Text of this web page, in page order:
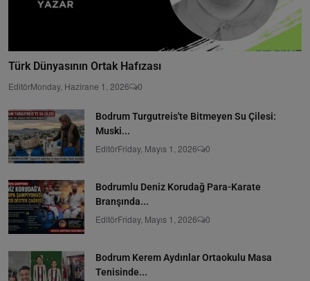
Türk Dünyasının Ortak Hafızası
EditörMonday, Hazirane 1, 2026 0
Bodrum Turgutreis'te Bitmeyen Su Çilesi:
Muski...
EditörFriday, Mayıs 1, 2026 0
Bodrumlu Deniz Korudağ Para-Karate
Branşında...
EditörFriday, Mayıs 1, 2026 0
Bodrum Kerem Aydınlar Ortaokulu Masa
Tenisinde...